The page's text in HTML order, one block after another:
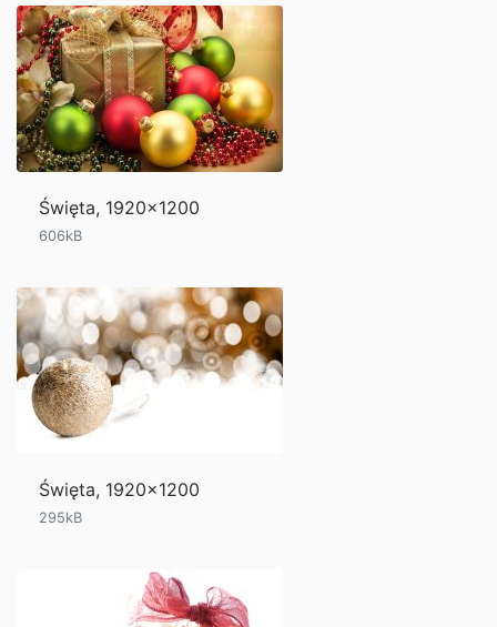
Święta, 1920x1200
606kB
Święta, 1920x1200
295kB